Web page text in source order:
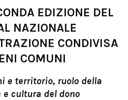
EDIZIONE DEL
NAZIONALE
CONDIVISA
COMUNI
e territorio, ruolo della
cultura del dono